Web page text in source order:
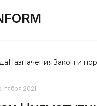
НазначенияЗакон и
2021